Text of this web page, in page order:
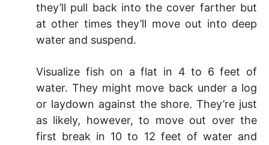
they’ll pull back into the cover farther but
at other times they’ll move out into deep
water and suspend.
Visualize fish on a flat in 4 to 6 feet of
water. They might move back under a log
or laydown against the shore. They’re just
as likely, however, to move out over the
first break in 10 to 12 feet of water and